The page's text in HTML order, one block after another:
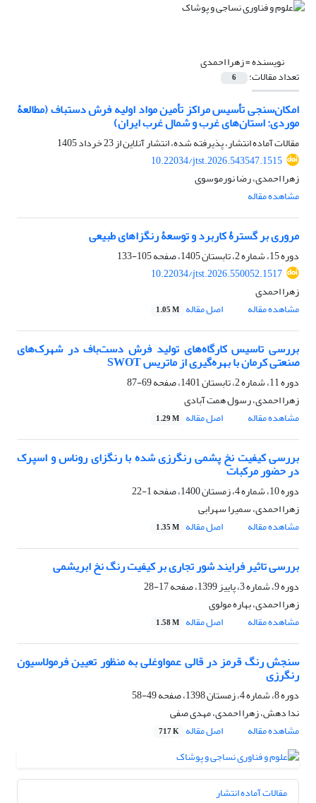
نویسنده =زهرا احمدی
تعداد مقالات: 6
امکان‌سنجی تأسیس مراکز تأمین مواد اولیه فرش دستباف (مطالعۀ
موردی: استان‌های غرب و شمال غرب ایران)
مقالات آماده انتشار، پذیرفته شده، انتشار آنلاین از23 خرداد 1405
10.22034/jtst.2026.543547.1515
زهرا احمدی، رضا نورموسوی
مشاهده مقاله
مروری بر گسترۀ کاربرد و توسعۀ رنگزاهای طبیعی
دوره 15، شماره 2، تابستان 1405، صفحه
105-133
10.22034/jtst.2026.550052.1517
زهرا احمدی
مشاهده مقاله
اصل مقاله 1.05 M
بررسی تاسیس کارگاه‌های تولید فرش دست‌باف در شهر‌ک‌های
صنعتی کرمان با بهره‌گیری از ماتریس SWOT
دوره 11، شماره 2، تابستان 1401، صفحه
69-87
زهرا احمدی، رسول همت آبادی
مشاهده مقاله
اصل مقاله 1.29 M
بررسی کیفیت نخ پشمی رنگرزی شده با رنگزای روناس و اسپرک
در حضور مرکبات
دوره 10، شماره 4، زمستان 1400، صفحه
1-22
زهرا احمدی، سمیرا سهرابی
مشاهده مقاله
اصل مقاله 1.35 M
بررسی تاثیر فرایند شور تجاری بر کیفیت رنگ نخ ابریشمی
دوره 9، شماره 3، پاییز 1399، صفحه
17-28
زهرا احمدی، بهاره مولوی
مشاهده مقاله
اصل مقاله 1.58 M
سنجش رنگ قرمز در قالی عمواوغلی به منظور تعیین فرمولاسیون
رنگرزی
دوره 8، شماره 4، زمستان 1398، صفحه
49-58
ندا دهش، زهرا احمدی، مهدی صفی
مشاهده مقاله
اصل مقاله 717 K
مقالات آماده انتشار